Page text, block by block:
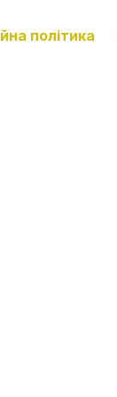
політика